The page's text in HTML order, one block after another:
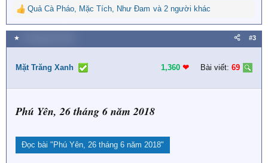
R
e
a
c
i
n
:
Quả Cà Pháo, Mặc Tích, Như Đam và 2 người khác
★ #3
Mặt Trăng Xanh 1,360 ❤︎ Bài viết: 69
Phú Yên, 26 tháng 6 năm 2018
Đọc bài "Phú Yên, 26 tháng 6 năm 2018"